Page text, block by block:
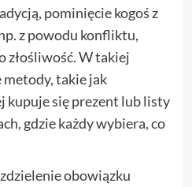
pominięcie kogoś z
z powodu konfliktu,
złośliwość. W takiej
takie jak
kupuje się prezent lub listy
gdzie każdy wybiera, co
obowiązku